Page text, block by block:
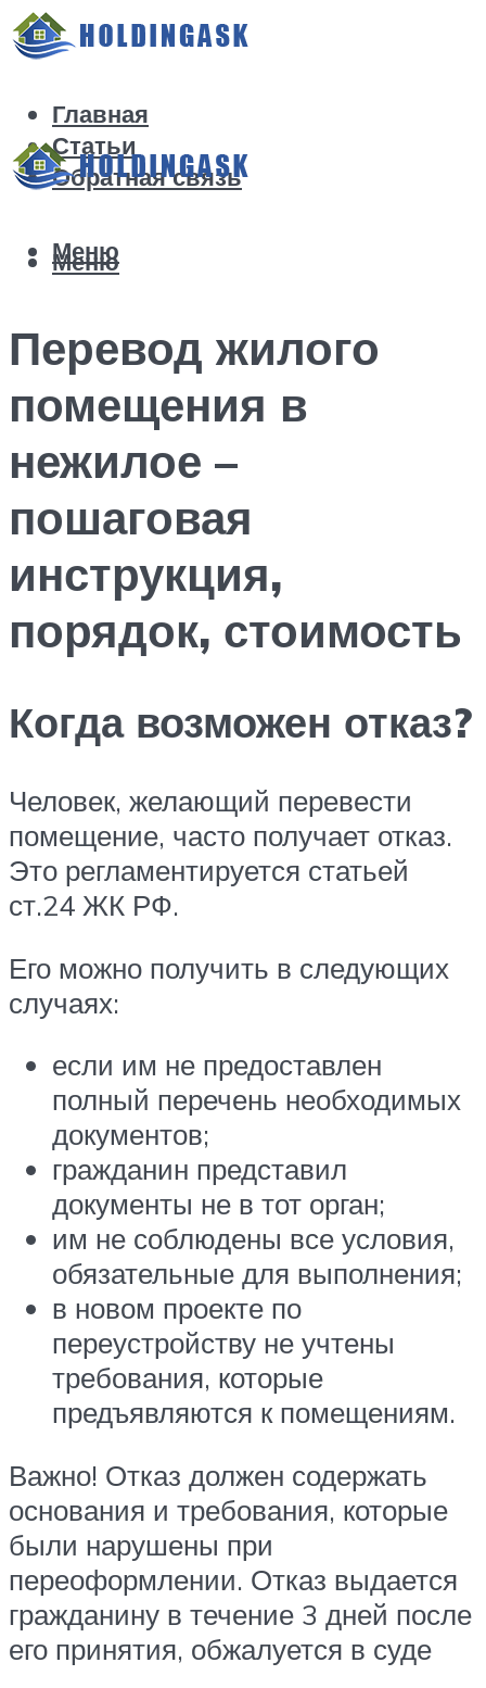
Главная
Статьи
Обратная связь
Меню
Меню
Перевод жилого
помещения в
нежилое –
пошаговая
инструкция,
порядок, стоимость
Когда возможен отказ?
Человек, желающий перевести
помещение, часто получает отказ.
Это регламентируется статьей
ст.24 ЖК РФ.
Его можно получить в следующих
случаях:
если им не предоставлен
полный перечень необходимых
документов;
гражданин представил
документы не в тот орган;
им не соблюдены все условия,
обязательные для выполнения;
в новом проекте по
переустройству не учтены
требования, которые
предъявляются к помещениям.
Важно! Отказ должен содержать
основания и требования, которые
были нарушены при
переоформлении. Отказ выдается
гражданину в течение 3 дней после
его принятия, обжалуется в суде